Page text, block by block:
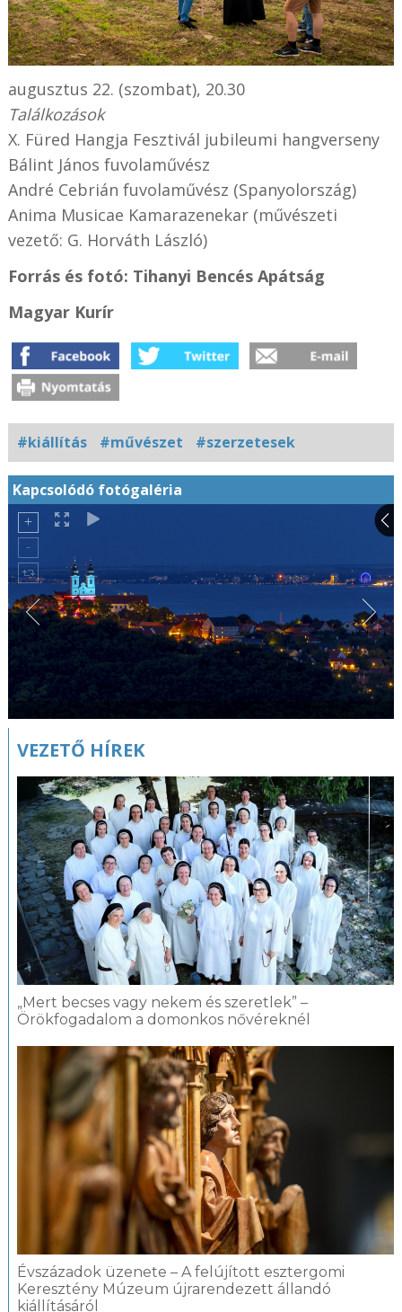
augusztus 22. (szombat), 20.30
Találkozások
X. Füred Hangja Fesztivál jubileumi hangverseny
Bálint János fuvolaművész
André Cebrián fuvolaművész (Spanyolország)
Anima Musicae Kamarazenekar (művészeti
vezető: G. Horváth László)
Forrás és fotó: Tihanyi Bencés Apátság
Magyar Kurír
#kiállítás #művészet #szerzetesek
Kapcsolódó fotógaléria
VEZETŐ HÍREK
„Mert becses vagy nekem és szeretlek” –
Örökfogadalom a domonkos nővéreknél
Évszázadok üzenete – A felújított esztergomi
Keresztény Múzeum újrarendezett állandó
kiállításáról